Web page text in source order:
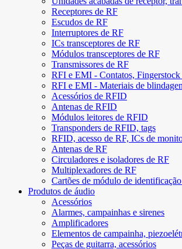
Receptores de RF
Escudos de RF
Interruptores de RF
ICs transceptores de RF
Módulos transceptores de RF
Transmissores de RF
RFI e EMI - Contatos, Fingerstock
RFI e EMI - Materiais de
Acessórios de RFID
Antenas de RFID
Módulos leitores de RFID
Transponders de RFID, tags
RFID, acesso de RF, ICs de
Antenas de RF
Circuladores e isoladores de RF
Multiplexadores de RF
Cartões de módulo de
Produtos de áudio
Acessórios
Alarmes, campainhas e sirenes
Amplificadores
Elementos de campainha,
Peças de guitarra, acessórios